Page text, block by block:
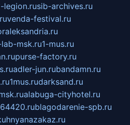
legion.rusib-archives.ru
venda-festival.ru
msk.ru1-mus.ru
purse-factory.ru
adler-jun.rubandamn.ru
1mus.rudarksand.ru
alabuga-cityhotel.ru
blagodarenie-spb.ru